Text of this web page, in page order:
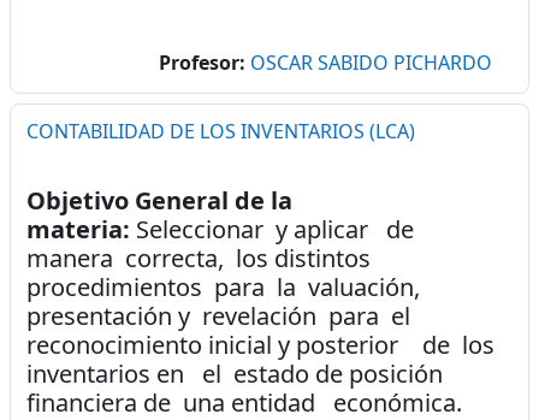
Profesor: OSCAR SABIDO PICHARDO
CONTABILIDAD DE LOS INVENTARIOS (LCA)
Objetivo General de la
materia: Seleccionar y aplicar de
manera correcta, los distintos
procedimientos para la valuación,
presentación y revelación para el
reconocimiento inicial y posterior de los
inventarios en el estado de posición
financiera de una entidad económica.